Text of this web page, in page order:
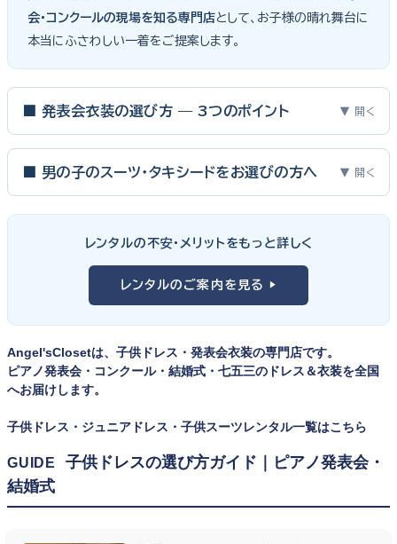
会・コンクールの現場を知る専門店として、お子様の晴れ舞台に
本当にふさわしい一着をご提案します。
■ 発表会衣装の選び方 — 3つのポイント ▼ 開く
ピアノ発表会・バイオリン発表会・コンクールの舞台は、お子様にと
って特別な一日。元ピアノ教師としての経験から、衣装選びで大切
① サイズは"ジャストフィット"を選ぶ
舞台上で最も美しく見えるのは、お子様の体にきちんと合ったサ
イズのドレス・スーツです。「大きめを買って長く着せたい」という
何よりお子様を輝かせます。レンタルなら、その時のジャストサイ
ズを遠慮なく選べるのが最大のメリット。胸囲・身丈の正しい測り
② 舞台で映える色・楽器に合うデザインを選ぶ
発表会の舞台は照明が強く、客席からは意外と色味が飛んで見え
ます。ネイビー・ブラック・深みのあるジュエルカラーはホールの照
■ 男の子のスーツ・タキシードをお選びの方へ ▼ 開く
向け、スリーピーススーツやベストスタイルは合唱・アンサンブル向
けと、シーンで使い分けるのがおすすめです。詳しくは
ツ・タキシード一覧
レンタルの不安・メリットをもっと詳しく
レンタルのご案内を見る ▶
Angel'sClosetは、子供ドレス・発表会衣装の専門店です。
ピアノ発表会・コンクール・結婚式・七五三のドレス＆衣装を全国
へお届けします。
子供ドレス・ジュニアドレス・子供スーツレンタル一覧はこちら
GUIDE
子供ドレスの選び方ガイド｜ピアノ発表会・
結婚式